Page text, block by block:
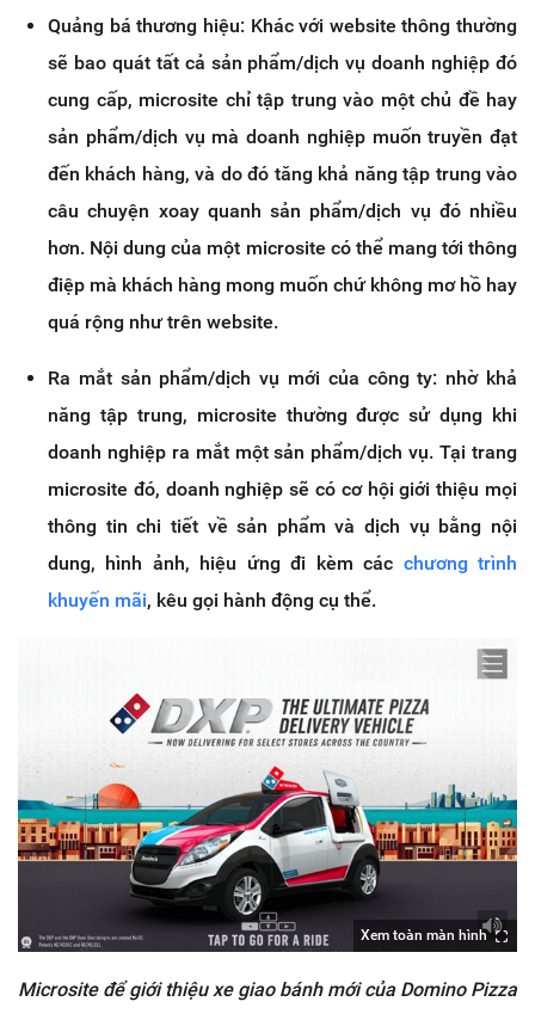
Quảng bá thương hiệu: Khác với website thông thường
sẽ bao quát tất cả sản phẩm/dịch vụ doanh nghiệp đó
cung cấp, microsite chỉ tập trung vào một chủ đề hay
sản phẩm/dịch vụ mà doanh nghiệp muốn truyền đạt
đến khách hàng, và do đó tăng khả năng tập trung vào
câu chuyện xoay quanh sản phẩm/dịch vụ đó nhiều
hơn. Nội dung của một microsite có thể mang tới thông
điệp mà khách hàng mong muốn chứ không mơ hồ hay
quá rộng như trên website.
Ra mắt sản phẩm/dịch vụ mới của công ty: nhờ khả
năng tập trung, microsite thường được sử dụng khi
doanh nghiệp ra mắt một sản phẩm/dịch vụ. Tại trang
microsite đó, doanh nghiệp sẽ có cơ hội giới thiệu mọi
thông tin chi tiết về sản phẩm và dịch vụ bằng nội
dung, hình ảnh, hiệu ứng đi kèm các chương trình
khuyến mãi, kêu gọi hành động cụ thể.
Xem toàn màn hình
Microsite để giới thiệu xe giao bánh mới của Domino Pizza